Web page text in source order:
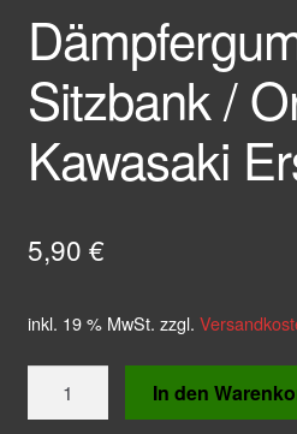
Sitzbank /
Kawasaki
5,90 €
inkl. 19 % MwSt. zzgl.
Dämpfergummi
Sitzbank
In den